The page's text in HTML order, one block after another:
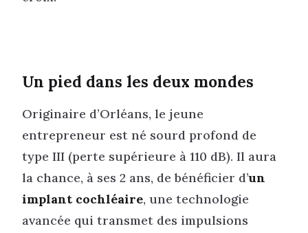
Un pied dans les deux mondes
Originaire d’Orléans, le jeune
entrepreneur est né sourd profond de
type III (perte supérieure à 110 dB). Il aura
la chance, à ses 2 ans, de bénéficier d’un
implant cochléaire, une technologie
avancée qui transmet des impulsions